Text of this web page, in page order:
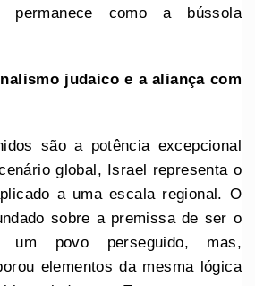
permanece como a bússola
judaico e a aliança com
são a potência excepcional
global, Israel representa o
a uma escala regional. O
sobre a premissa de ser o
um povo perseguido, mas,
elementos da mesma lógica